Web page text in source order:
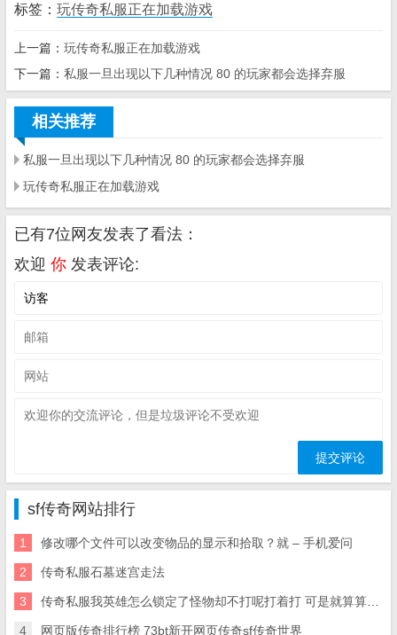
标签： 玩传奇私服正在加载游戏
上一篇： 玩传奇私服正在加载游戏
下一篇： 私服一旦出现以下几种情况 80 的玩家都会选择弃服
相关推荐
私服一旦出现以下几种情况 80 的玩家都会选择弃服
玩传奇私服正在加载游戏
已有7位网友发表了看法：
欢迎 你 发表评论:
sf传奇网站排行
1 修改哪个文件可以改变物品的显示和拾取？就 – 手机爱问
2 传奇私服石墓迷宫走法
3 传奇私服我英雄怎么锁定了怪物却不打呢打着打 可是就算算我锁定了怪物他为什么也不打呢
4 网页版传奇排行榜 73bt新开网页传奇sf传奇世界